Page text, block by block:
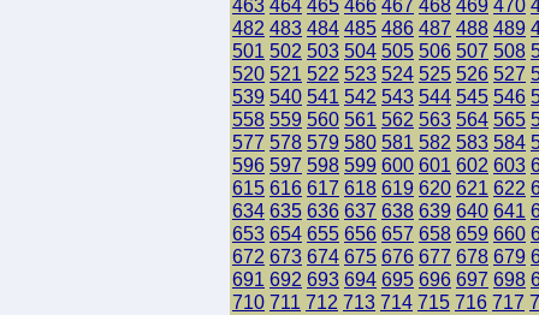
463 464 465 466 467 468 469 470
482 483 484 485 486 487 488 489
501 502 503 504 505 506 507 508
520 521 522 523 524 525 526 527
539 540 541 542 543 544 545 546
558 559 560 561 562 563 564 565
577 578 579 580 581 582 583 584
596 597 598 599 600 601 602 603
615 616 617 618 619 620 621 622
634 635 636 637 638 639 640 641
653 654 655 656 657 658 659 660
672 673 674 675 676 677 678 679
691 692 693 694 695 696 697 698
710 711 712 713 714 715 716 717